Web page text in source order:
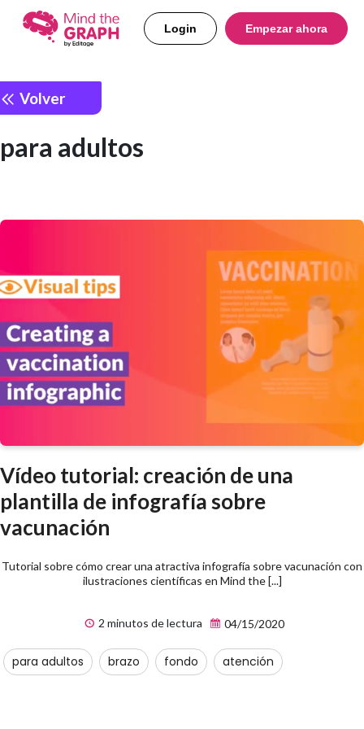
Login Empezar ahora
Volver
para adultos
Vídeo tutorial: creación de una
plantilla de infografía sobre
vacunación
Tutorial sobre cómo crear una atractiva infografía sobre vacunación con
ilustraciones científicas en Mind the [...]
2 minutos de lectura 04/15/2020
para adultos brazo fondo atención